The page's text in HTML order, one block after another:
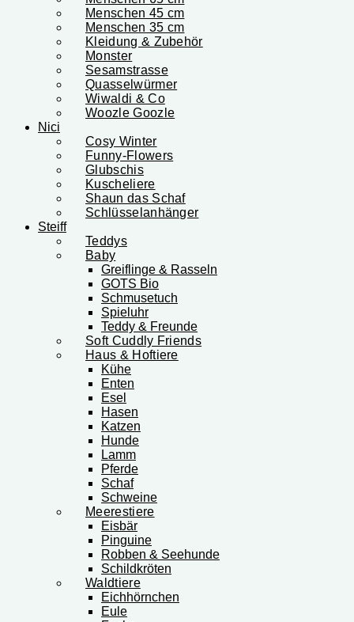
Menschen 45 cm
Menschen 35 cm
Kleidung & Zubehör
Monster
Sesamstrasse
Quasselwürmer
Wiwaldi & Co
Woozle Goozle
Nici
Cosy Winter
Funny-Flowers
Glubschis
Kuscheliere
Shaun das Schaf
Schlüsselanhänger
Steiff
Teddys
Baby
Greiflinge & Rasseln
GOTS Bio
Schmusetuch
Spieluhr
Teddy & Freunde
Soft Cuddly Friends
Haus & Hoftiere
Kühe
Enten
Esel
Hasen
Katzen
Hunde
Lamm
Pferde
Schaf
Schweine
Meerestiere
Eisbär
Pinguine
Robben & Seehunde
Schildkröten
Waldtiere
Eichhörnchen
Eule